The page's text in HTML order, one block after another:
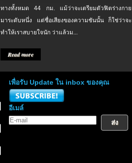
ทางทั้งหมด 44 กม. แม้ว่าจะเตรียมตัวฟิตร่างกาย
มาระดับหนึ่ง แต่ชื่อเสียงของความชันนั้น ก็ใช่ว่าจะ
ทำให้เราสบายใจนัก ว่าแล้วม...
Read more
เพื่อรับ Update ใน inbox ของคุณ
อีเมล์
ส่ง